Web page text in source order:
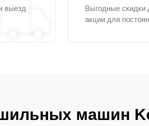
выезд
Выгодные скидки
акции для
машин